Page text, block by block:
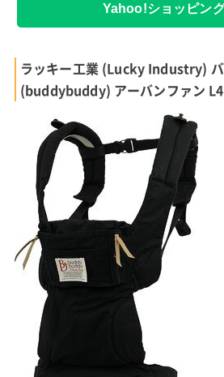
Yahoo!ショッピン
ラッキー工業 (Lucky Industry)
(buddybuddy) アーバンファン